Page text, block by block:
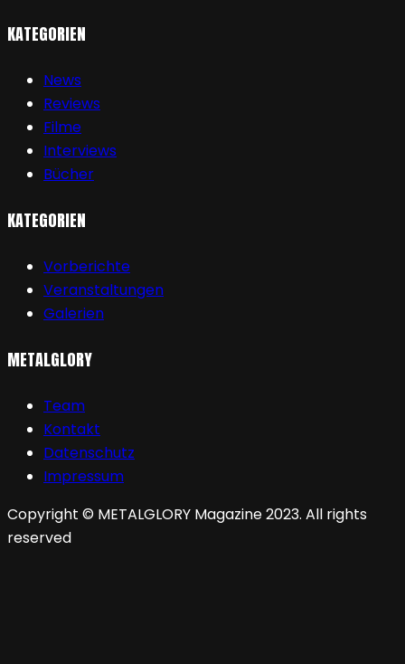
KATEGORIEN
News
Reviews
Filme
Interviews
Bücher
KATEGORIEN
Vorberichte
Veranstaltungen
Galerien
METALGLORY
Team
Kontakt
Datenschutz
Impressum
Copyright © METALGLORY Magazine 2023. All rights
reserved